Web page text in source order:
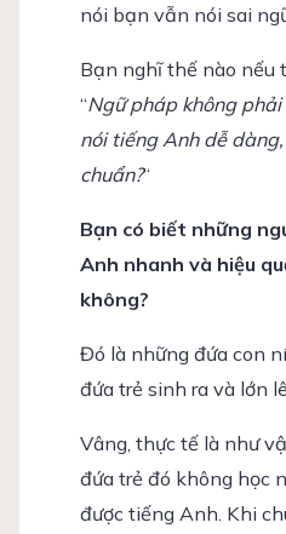
nói bạn vẫn nói sai
Bạn nghĩ thế nào nếu
“Ngữ pháp không
nói tiếng Anh dễ
chuẩn?“
Bạn có biết những
Anh nhanh và hiệu
không?
Đó là những đứa con
đứa trẻ sinh ra và lớn
Vâng, thực tế là như
đứa trẻ đó không học
được tiếng Anh. Khi